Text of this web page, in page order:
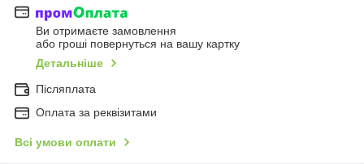
Ви отримаєте замовлення
або гроші повернуться на вашу картку
Детальніше
Післяплата
Оплата за реквізитами
Всі умови оплати